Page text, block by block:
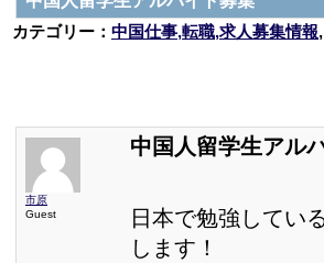
カテゴリー： 中国仕事,転職,求人募集情報,
市原
Guest
中国人留学生アル
日本で勉強してい
します！